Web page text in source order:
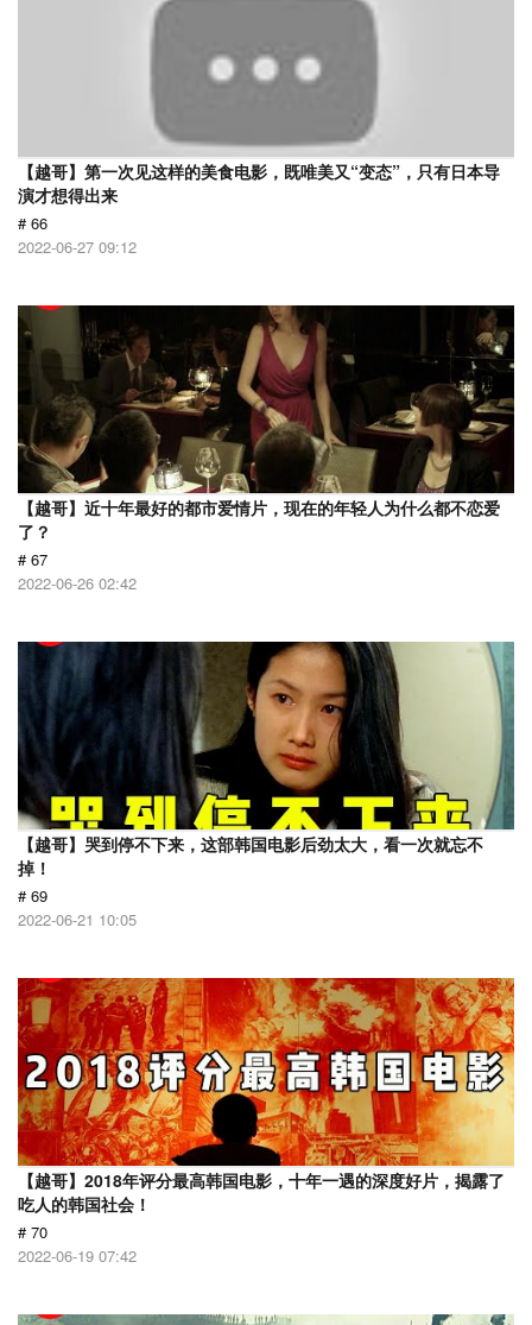
【越哥】第一次见这样的美食电影，既唯美又“变态”，只有日本导
演才想得出来
# 66
2022-06-27 09:12
【越哥】近十年最好的都市爱情片，现在的年轻人为什么都不恋爱
了？
# 67
2022-06-26 02:42
【越哥】哭到停不下来，这部韩国电影后劲太大，看一次就忘不
掉！
# 69
2022-06-21 10:05
【越哥】2018年评分最高韩国电影，十年一遇的深度好片，揭露了
吃人的韩国社会！
# 70
2022-06-19 07:42